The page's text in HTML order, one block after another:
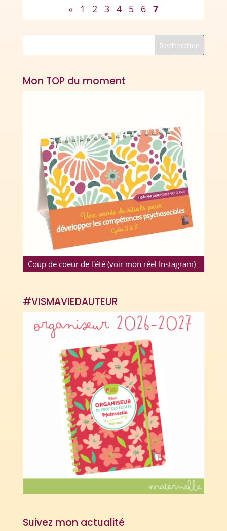
« 1 2 3 4 5 6 7
Mon TOP du moment
Coup de coeur de l'été (voir mon réel Instagram)
#VISMAVIEDAUTEUR
Suivez mon actualité